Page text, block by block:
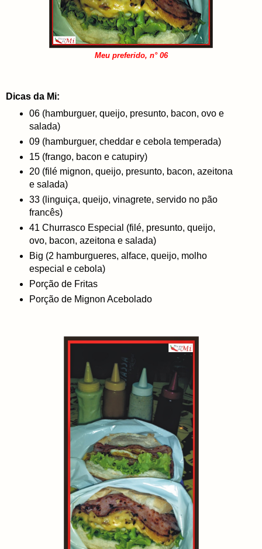
Meu preferido, n° 06
Dicas da Mi:
06 (hamburguer, queijo, presunto, bacon, ovo e
salada)
09 (hamburguer, cheddar e cebola temperada)
15 (frango, bacon e catupiry)
20 (filé mignon, queijo, presunto, bacon, azeitona
e salada)
33 (linguiça, queijo, vinagrete, servido no pão
francês)
41 Churrasco Especial (filé, presunto, queijo,
ovo, bacon, azeitona e salada)
Big (2 hamburgueres, alface, queijo, molho
especial e cebola)
Porção de Fritas
Porção de Mignon Acebolado